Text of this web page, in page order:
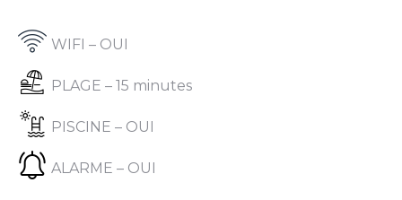
WIFI – OUI
PLAGE – 15 minutes
PISCINE – OUI
ALARME – OUI